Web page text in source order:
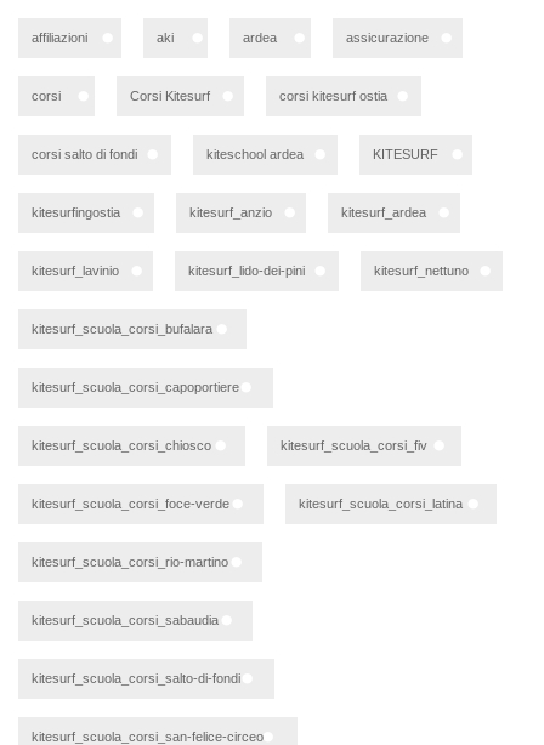
affiliazioni aki ardea assicurazione
corsi Corsi Kitesurf corsi kitesurf ostia
corsi salto di fondi kiteschool ardea KITESURF
kitesurfingostia kitesurf_anzio kitesurf_ardea
kitesurf_lavinio kitesurf_lido-dei-pini kitesurf_nettuno
kitesurf_scuola_corsi_bufalara
kitesurf_scuola_corsi_capoportiere
kitesurf_scuola_corsi_chiosco kitesurf_scuola_corsi_fiv
kitesurf_scuola_corsi_foce-verde kitesurf_scuola_corsi_latina
kitesurf_scuola_corsi_rio-martino
kitesurf_scuola_corsi_sabaudia
kitesurf_scuola_corsi_salto-di-fondi
kitesurf_scuola_corsi_san-felice-circeo